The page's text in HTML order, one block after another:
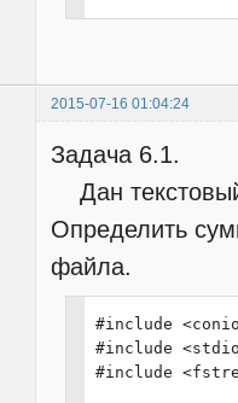
Kadr = Start;
for (int i=0;
{
scanf
printf("[%d]
scanf
printf("[%d]
scanf
printf("[%d]
scanf
printf("[%d]
2015-07-16 01:04:24
Задача 6.1.
Дан
Определить
файла.
#include
#include
#include